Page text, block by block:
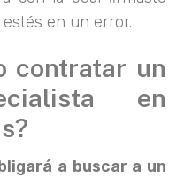
en un error.
contratar un
en
a buscar a un